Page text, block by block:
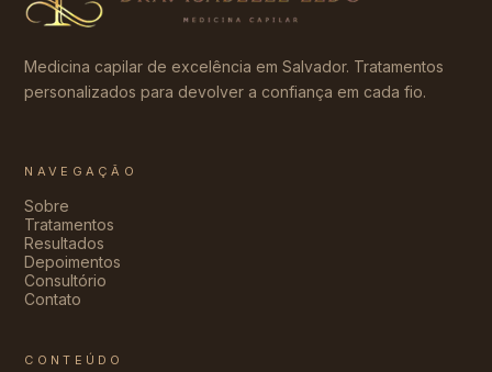
Medicina capilar de excelência em Salvador. Tratamentos
personalizados para devolver a confiança em cada fio.
NAVEGAÇÃO
Sobre
Tratamentos
Resultados
Depoimentos
Consultório
Contato
CONTEÚDO